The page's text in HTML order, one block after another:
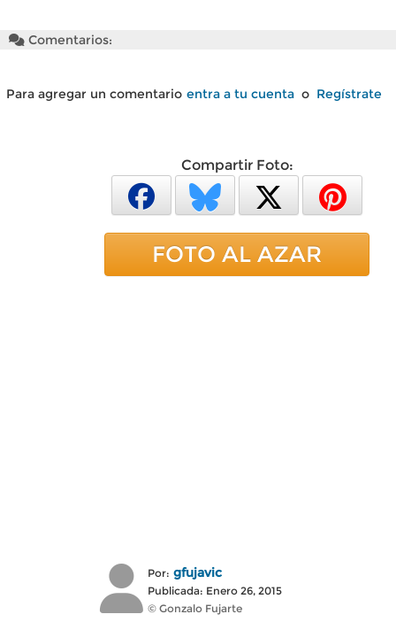
Comentarios:
Para agregar un comentario entra a tu cuenta o Regístrate
Compartir Foto:
FOTO AL AZAR
Por: gfujavic
Publicada: Enero 26, 2015
© Gonzalo Fujarte